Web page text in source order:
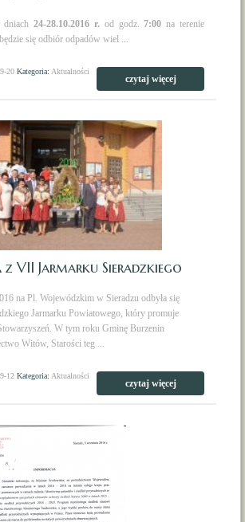
24-28.10.2016 r. od godz.7:00 na terenie
się odbiór odpadów wiel ...
czytaj więcej
20 Kategoria: Aktualności
VII Jarmarku Sieradzkiego
na Pl. Wojewódzkim w Sieradzu odbyła się
Jarmarku Powiatowego, który promuje
W tym roku Gminę Burzenin
Witów, Starości teg ...
czytaj więcej
12 Kategoria: Aktualności